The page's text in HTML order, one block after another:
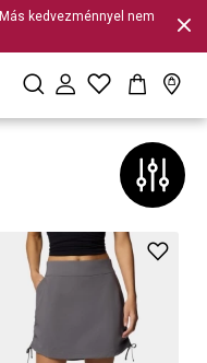
kedvezménnyel nem